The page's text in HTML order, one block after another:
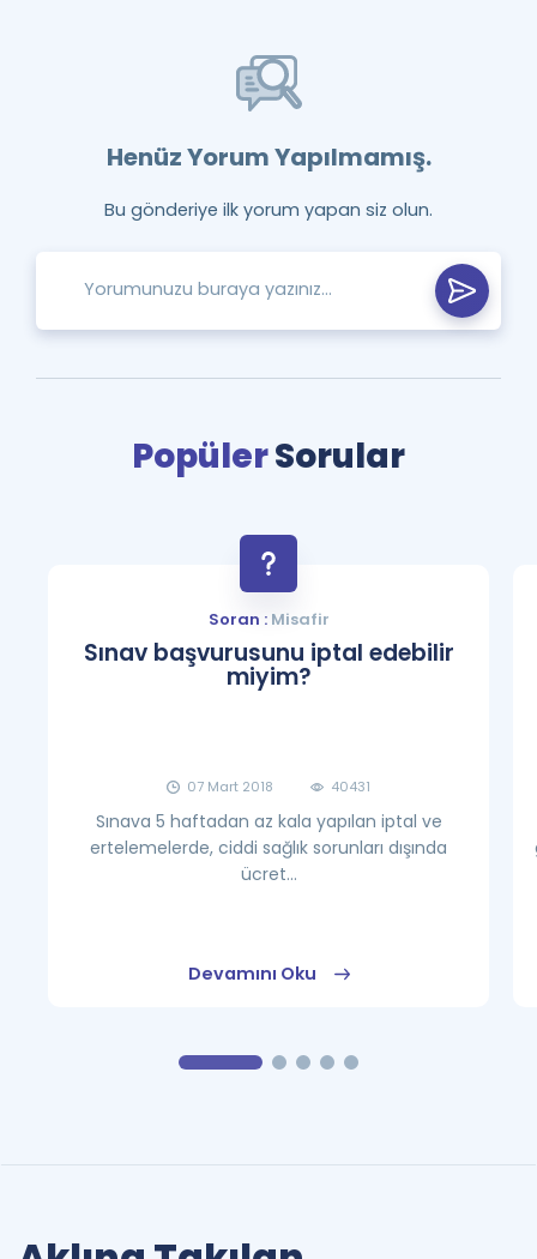
Henüz Yorum Yapılmamış.
Bu gönderiye ilk yorum yapan siz olun.
PopülerSorular
Soran :Misafir
Sınav başvurusunu iptal edebilir
miyim?
07 Mart 2018 40431
Sınava 5 haftadan az kala yapılan iptal ve
ertelemelerde, ciddi sağlık sorunları dışında
ücret...
Devamını Oku